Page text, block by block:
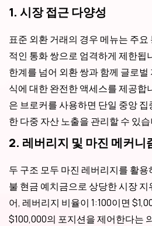
1. 시장 접근 다양성
표준 외환 거래의 경우 메뉴는 주
적인 통화 쌍으로 엄격하게 제한됩
한계를 넘어 외환 쌍과 함께 글로벌
식에 대한 완전한 액세스를 제공
은 브로커를 사용하면 단일 중앙
한 다중 자산 노출을 관리할 수 있
2. 레버리지 및 마진 메커니
두 구조 모두 마진 레버리지를 활
불 현금 예치금으로 상당한 시장
어, 레버리지 비율이 1:100이면
$100,000의 포지션을 제어한다는